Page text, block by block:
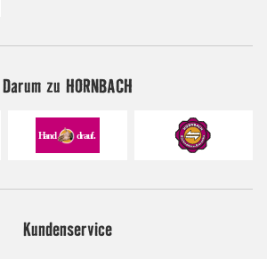
Darum zu HORNBACH
Kundenservice